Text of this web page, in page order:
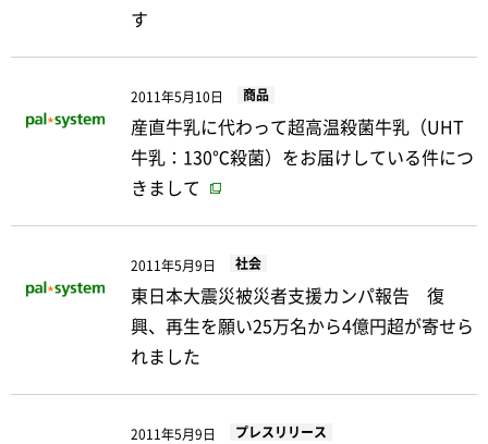
す
2011年5月10日 商品
産直牛乳に代わって超高温殺菌牛乳（UHT
牛乳：130℃殺菌）をお届けしている件につ
きまして
2011年5月9日 社会
東日本大震災被災者支援カンパ報告 復
興、再生を願い25万名から4億円超が寄せら
れました
2011年5月9日 プレスリリース